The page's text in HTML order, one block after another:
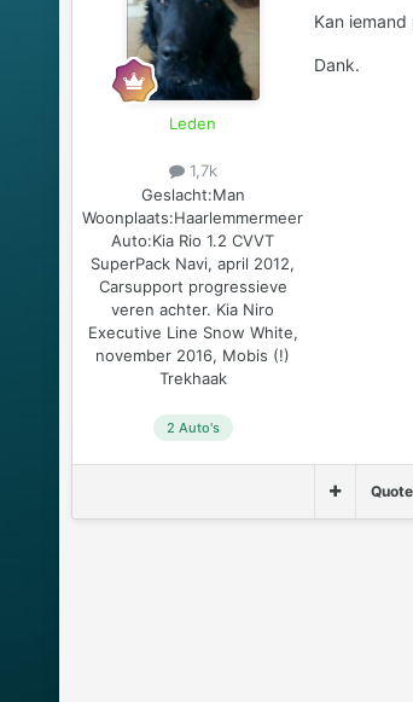
Leden
1,7k
Geslacht:Man
Woonplaats:Haarlemmermeer
Auto:Kia Rio 1.2 CVVT
SuperPack Navi, april 2012,
Carsupport progressieve
veren achter. Kia Niro
Executive Line Snow White,
november 2016, Mobis (!)
Trekhaak
2 Auto's
Kan
Dank.
Quote